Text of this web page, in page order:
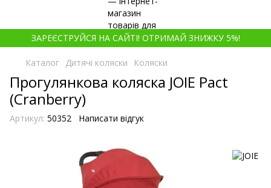
ЗАРЕЄСТРУЙСЯ НА САЙТІ! ОТРИМАЙ ЗНИЖКУ 5%!
Каталог Дитячі коляски Коляски
Прогулянкова коляска JOIE Pact
(Cranberry)
Артикул: 50352 Написати відгук